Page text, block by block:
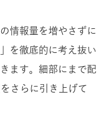
情報量を増やさずに
」を徹底的に考え抜い
ます。細部にまで配
さらに引き上げて